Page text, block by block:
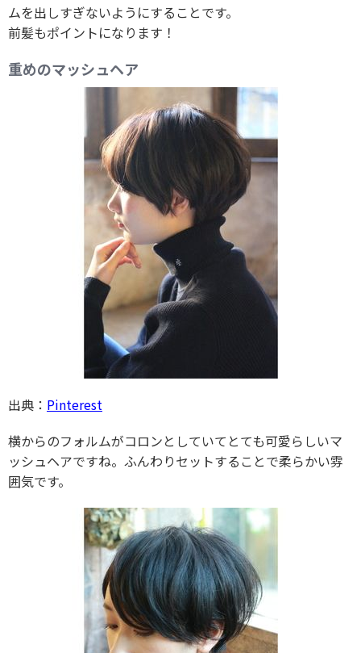
ムを出しすぎないようにすることです。
前髪もポイントになります！
重めのマッシュヘア
出典： Pinterest
横からのフォルムがコロンとしていてとても可愛らしいマ
ッシュヘアですね。ふんわりセットすることで柔らかい雰
囲気です。